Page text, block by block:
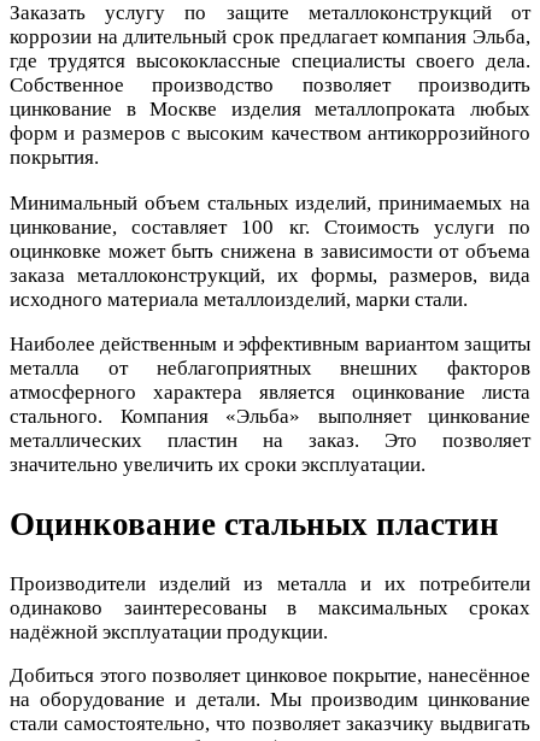
Заказать услугу по защите металлоконструкций от
коррозии на длительный срок предлагает компания Эльба,
где трудятся высококлассные специалисты своего дела.
Собственное производство позволяет производить
цинкование в Москве изделия металлопроката любых
форм и размеров с высоким качеством антикоррозийного
покрытия.
Минимальный объем стальных изделий, принимаемых на
цинкование, составляет 100 кг. Стоимость услуги по
оцинковке может быть снижена в зависимости от объема
заказа металлоконструкций, их формы, размеров, вида
исходного материала металлоизделий, марки стали.
Наиболее действенным и эффективным вариантом защиты
металла от неблагоприятных внешних факторов
атмосферного характера является оцинкование листа
стального. Компания «Эльба» выполняет цинкование
металлических пластин на заказ. Это позволяет
значительно увеличить их сроки эксплуатации.
Оцинкование стальных пластин
Производители изделий из металла и их потребители
одинаково заинтересованы в максимальных сроках
надёжной эксплуатации продукции.
Добиться этого позволяет цинковое покрытие, нанесённое
на оборудование и детали. Мы производим цинкование
стали самостоятельно, что позволяет заказчику выдвигать